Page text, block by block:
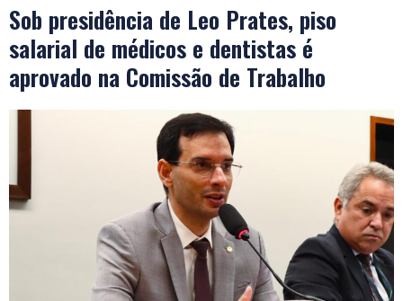
Sob presidência de Leo Prates, piso
salarial de médicos e dentistas é
aprovado na Comissão de Trabalho